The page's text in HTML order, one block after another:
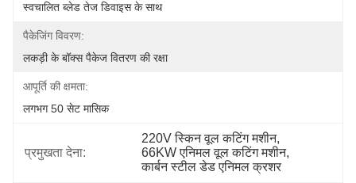
स्वचालित ब्लेड तेज डिवाइस के साथ
पैकेजिंग विवरण:
लकड़ी के बॉक्स पैकेज वितरण की रक्षा
आपूर्ति की क्षमता:
लगभग 50 सेट मासिक
प्रमुखता देना:
220V स्किन वूल कटिंग मशीन,
66KW एनिमल वूल कटिंग मशीन,
कार्बन स्टील डेड एनिमल क्रशर